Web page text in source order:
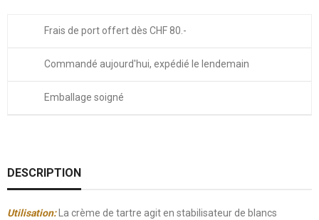
Frais de port offert dès CHF 80.-
Commandé aujourd'hui, expédié le lendemain
Emballage soigné
DESCRIPTION
Utilisation:La crème de tartre agit en stabilisateur de blancs